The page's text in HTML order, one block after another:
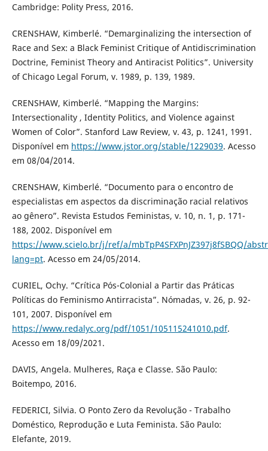
Cambridge: Polity Press, 2016.
CRENSHAW, Kimberlé. “Demarginalizing the intersection of
Race and Sex: a Black Feminist Critique of Antidiscrimination
Doctrine, Feminist Theory and Antiracist Politics”. University
of Chicago Legal Forum, v. 1989, p. 139, 1989.
CRENSHAW, Kimberlé. “Mapping the Margins:
Intersectionality , Identity Politics, and Violence against
Women of Color”. Stanford Law Review, v. 43, p. 1241, 1991.
Disponível em https://www.jstor.org/stable/1229039. Acesso
em 08/04/2014.
CRENSHAW, Kimberlé. “Documento para o encontro de
especialistas em aspectos da discriminação racial relativos
ao gênero”. Revista Estudos Feministas, v. 10, n. 1, p. 171-
188, 2002. Disponível em
https://www.scielo.br/j/ref/a/mbTpP4SFXPnJZ397j8fSBQQ/
lang=pt. Acesso em 24/05/2014.
CURIEL, Ochy. “Crítica Pós-Colonial a Partir das Práticas
Políticas do Feminismo Antirracista”. Nómadas, v. 26, p. 92-
101, 2007. Disponível em
https://www.redalyc.org/pdf/1051/105115241010.pdf.
Acesso em 18/09/2021.
DAVIS, Angela. Mulheres, Raça e Classe. São Paulo:
Boitempo, 2016.
FEDERICI, Silvia. O Ponto Zero da Revolução - Trabalho
Doméstico, Reprodução e Luta Feminista. São Paulo:
Elefante, 2019.